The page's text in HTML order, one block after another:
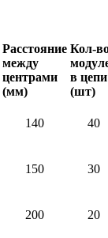
Расстояние
между
центрами
(мм)
Кол-
в цепи
(шт)
140 40
150 30
200 20